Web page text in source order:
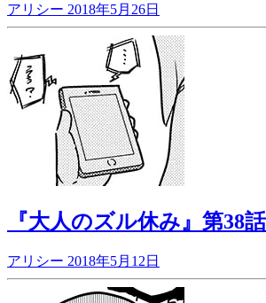
アリシー 2018年5月26日
『大人のズル休み』第38
アリシー 2018年5月12日